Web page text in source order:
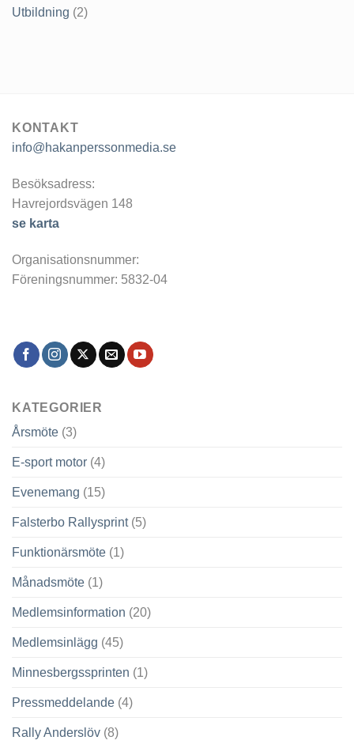
Utbildning (2)
KONTAKT
info@hakanperssonmedia.se
Besöksadress:
Havrejordsvägen 148
se karta
Organisationsnummer:
Föreningsnummer: 5832-04
KATEGORIER
Årsmöte (3)
E-sport motor (4)
Evenemang (15)
Falsterbo Rallysprint(5)
Funktionärsmöte (1)
Månadsmöte (1)
Medlemsinformation (20)
Medlemsinlägg (45)
Minnesbergssprinten (1)
Pressmeddelande (4)
Rally Anderslöv (8)